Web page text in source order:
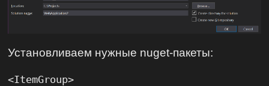
Установливаем нужные nuget-пакеты:
<ItemGroup>